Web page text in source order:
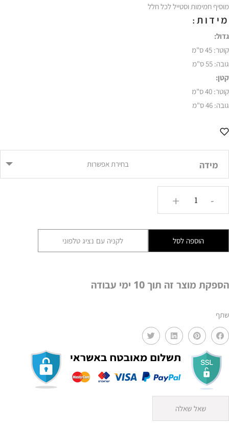
מוסיף חמימות וסטייל לכל חלל
מידות:
גדול:
קוטר: 45 ס"מ
גובה: 55 ס"מ
קטן:
קוטר: 40 ס"מ
גובה: 46 ס"מ
מידה בחירת אפשרות
-
טבעי
+
הוספה לסל לקניה עם נציג טלפוני
הספקת מוצר זה תוך 10 ימי עבודה
שתף
שאל שאלה